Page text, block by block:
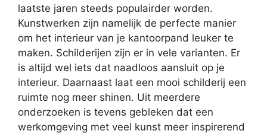
laatste jaren steeds populairder worden.
Kunstwerken zijn namelijk de perfecte manier
om het interieur van je kantoorpand leuker te
maken. Schilderijen zijn er in vele varianten. Er
is altijd wel iets dat naadloos aansluit op je
interieur. Daarnaast laat een mooi schilderij een
ruimte nog meer shinen. Uit meerdere
onderzoeken is tevens gebleken dat een
werkomgeving met veel kunst meer inspirerend